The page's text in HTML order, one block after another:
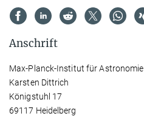
Anschrift
Max-Planck-Institut für Astronomie
Karsten Dittrich
Königstuhl 17
69117 Heidelberg